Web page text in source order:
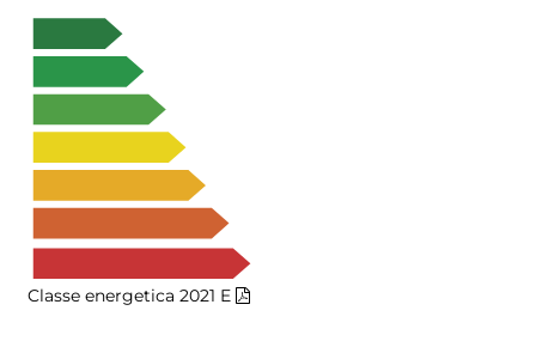
Classe energetica 2021 E